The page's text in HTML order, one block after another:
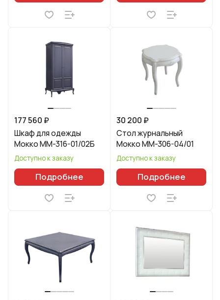
177 560 ₽
Шкаф для одежды
Мокко ММ-316-01/02Б
Доступно к заказу
Подробнее
30 200 ₽
Стол журнальный
Мокко ММ-306-04/01
Доступно к заказу
Подробнее